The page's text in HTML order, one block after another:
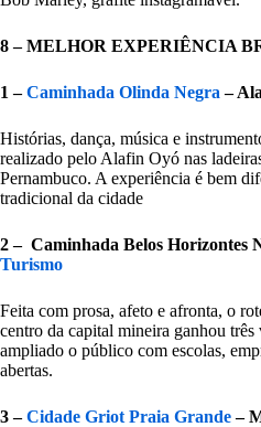
8 – MELHOR EXPERIÊNCIA
1 –Caminhada Olinda Negra –
Histórias, dança, música e
realizado pelo Alafin Oyó nas
Pernambuco. A experiência é bem
tradicional da cidade
2 – Caminhada Belos Horizontes
Turismo
Feita com prosa, afeto e afronta, o
centro da capital mineira ganhou três
ampliado o público com escolas,
abertas.
3 –Cidade Griot Praia Grande–